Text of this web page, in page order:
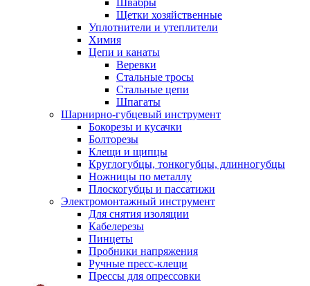
Швабры
Щетки хозяйственные
Уплотнители и утеплители
Химия
Цепи и канаты
Веревки
Стальные тросы
Стальные цепи
Шпагаты
Шарнирно-губцевый инструмент
Бокорезы и кусачки
Болторезы
Клещи и щипцы
Круглогубцы, тонкогубцы, длинногубцы
Ножницы по металлу
Плоскогубцы и пассатижи
Электромонтажный инструмент
Для снятия изоляции
Кабелерезы
Пинцеты
Пробники напряжения
Ручные пресс-клещи
Прессы для опрессовки